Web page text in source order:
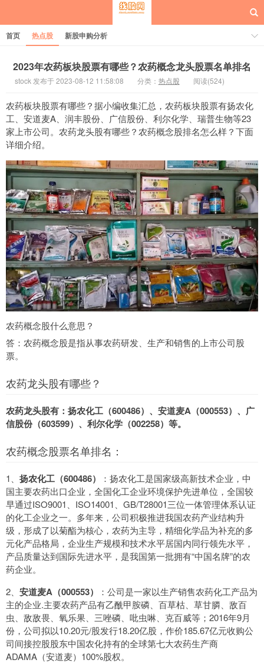
首页 热点股 新股申购分析
2023年农药板块股票有哪些？农药概念龙头股票名单排名
stock 发布于 2023-08-12 11:58:08 分类： 热点股 阅读(524)
农药板块股票有哪些？据小编收集汇总，农药板块股票有扬农化
工、安道麦A、润丰股份、广信股份、利尔化学、瑞普生物等23
家上市公司。农药龙头股有哪些？农药概念股排名怎么样？下面
详细介绍。
农药概念股什么意思？
答：农药概念股是指从事农药研发、生产和销售的上市公司股
票。
农药龙头股有哪些？
农药龙头股有：扬农化工（600486）、安道麦A（000553）、广
信股份（603599）、利尔化学（002258）等。
农药概念股票名单排名：
1、 扬农化工（600486）
：扬农化工是国家级高新技术企业，中
国主要农药出口企业，全国化工企业环境保护先进单位，全国较
早通过ISO9001、ISO14001、GB/T28001三位一体管理体系认证
的化工企业之一。多年来，公司积极推进我国农药产业结构升
级，形成了以菊酯为核心，农药为主导，精细化学品为补充的多
元化产品格局，企业生产规模和技术水平居国内同行领先水平，
产品质量达到国际先进水平，是我国第一批拥有“中国名牌”的农
药企业。
2、 安道麦A（000553）
：公司是一家以生产销售农药化工产品为
主的企业.主要农药产品有乙酰甲胺磷、百草枯、草甘膦、敌百
虫、敌敌畏、氧乐果、三唑磷、吡虫啉、克百威等；2016年9月
份，公司拟以10.20元/股发行18.20亿股，作价185.67亿元收购公
司间接控股股东中国农化持有的全球第七大农药生产商
ADAMA（安道麦）100%股权。